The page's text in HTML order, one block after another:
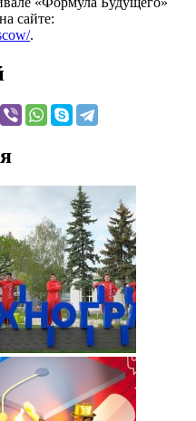
сайте:
.